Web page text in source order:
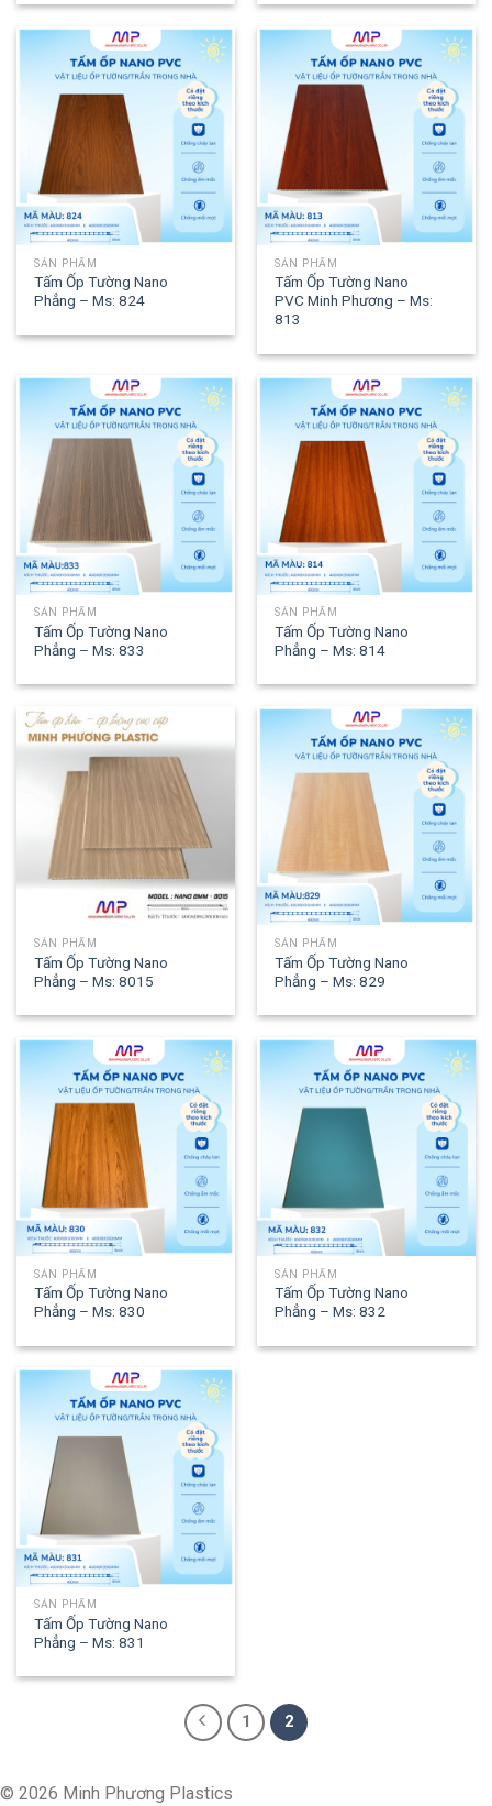
SẢN PHẨM
Tấm Ốp Tường Nano
Phẳng – Ms: 824
SẢN PHẨM
Tấm Ốp Tường Nano
PVC Minh Phương – Ms:
813
SẢN PHẨM
Tấm Ốp Tường Nano
Phẳng – Ms: 833
SẢN PHẨM
Tấm Ốp Tường Nano
Phẳng – Ms: 814
SẢN PHẨM
Tấm Ốp Tường Nano
Phẳng – Ms: 8015
SẢN PHẨM
Tấm Ốp Tường Nano
Phẳng – Ms: 829
SẢN PHẨM
Tấm Ốp Tường Nano
Phẳng – Ms: 830
SẢN PHẨM
Tấm Ốp Tường Nano
Phẳng – Ms: 832
SẢN PHẨM
Tấm Ốp Tường Nano
Phẳng – Ms: 831
1 2
© 2026 Minh Phương Plastics